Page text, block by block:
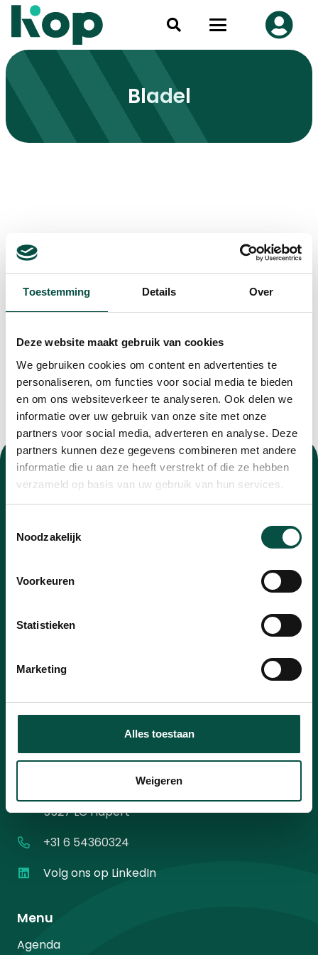
Toestemming Details Over
Deze website maakt gebruik van cookies
We gebruiken cookies om content en advertenties te
personaliseren, om functies voor social media te bieden
en om ons websiteverkeer te analyseren. Ook delen we
informatie over uw gebruik van onze site met onze
partners voor social media, adverteren en analyse. Deze
partners kunnen deze gegevens combineren met andere
informatie die u aan ze heeft verstrekt of die ze hebben
verzameld op basis van uw gebruik van hun services.
Noodzakelijk
Voorkeuren
Statistieken
Marketing
Alles toestaan
Weigeren
Bladel
Nieuwsbrief
Blijf op de hoogte van alle ontwikkelingen met
onze nieuwsbrief
E-
Instemming
Ik ga akkoord met het
Contact
5527 LC Hapert
+31 6 54360324
Volg ons op LinkedIn
Menu
Agenda